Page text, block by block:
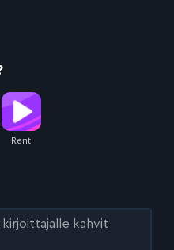
kirjoittajalle kahvit